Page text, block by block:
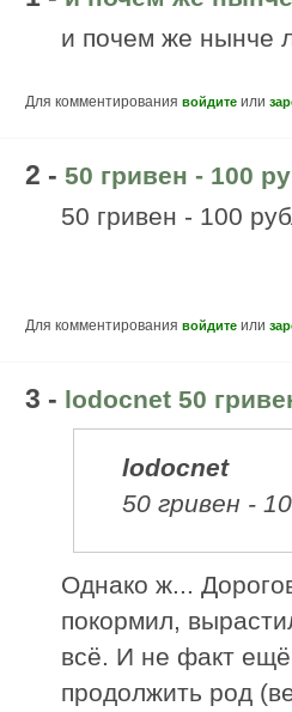
и почем же нынче
Для комментирования войдите или
2 - 50 гривен - 100
50 гривен - 100
Для комментирования войдите или
3 - lodocnet 50
lodocnet
50 гривен -
Однако ж...
покормил,
всё. И не факт
продолжить род